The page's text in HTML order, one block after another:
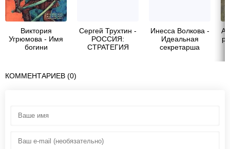
Виктория
Угрюмова - Имя
богини
Сергей Трухтин -
РОССИЯ:
СТРАТЕГИЯ
Инесса Волкова -
Идеальная
секретарша
КОММЕНТАРИЕВ (0)